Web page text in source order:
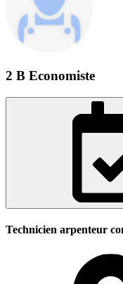
2 B Economiste
Technicien arpenteur